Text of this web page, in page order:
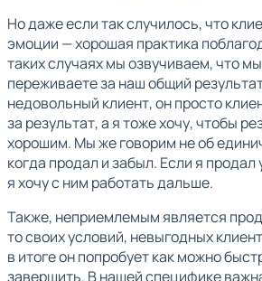
Но даже если так случилось, что
эмоции — хорошая практика
таких случаях мы озвучиваем, что
переживаете за наш общий
недовольный клиент, он просто
за результат, а я тоже хочу, чтобы
хорошим. Мы же говорим не об
когда продал и забыл. Если я продал
я хочу с ним работать дальше.
Также, неприемлемым является
то своих условий, невыгодных
в итоге он попробует как можно
завершить. В нашей специфике